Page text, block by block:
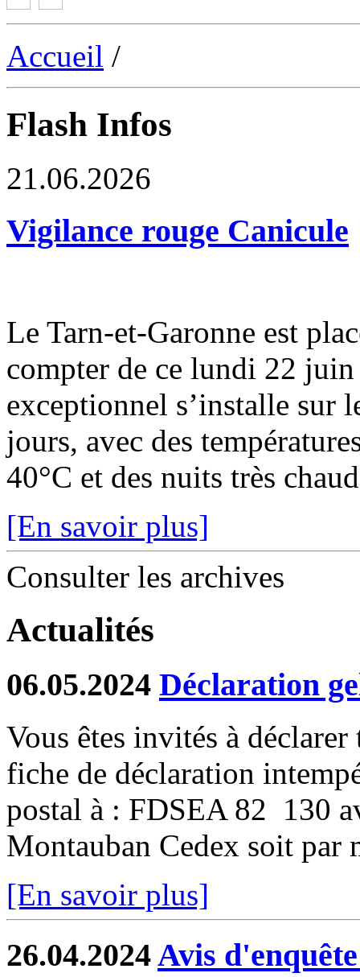
Accueil /
Flash Infos
21.06.2026
Vigilance rouge Canicule
Le Tarn-et-Garonne est
compter de ce lundi 22
exceptionnel s’installe sur
jours, avec des
40°C et des nuits très
[En savoir plus]
Consulter les archives
Actualités
06.05.2024 Déclaration
Vous êtes invités à
fiche de déclaration
postal à : FDSEA 82 130
Montauban Cedex soit par
[En savoir plus]
26.04.2024Avis